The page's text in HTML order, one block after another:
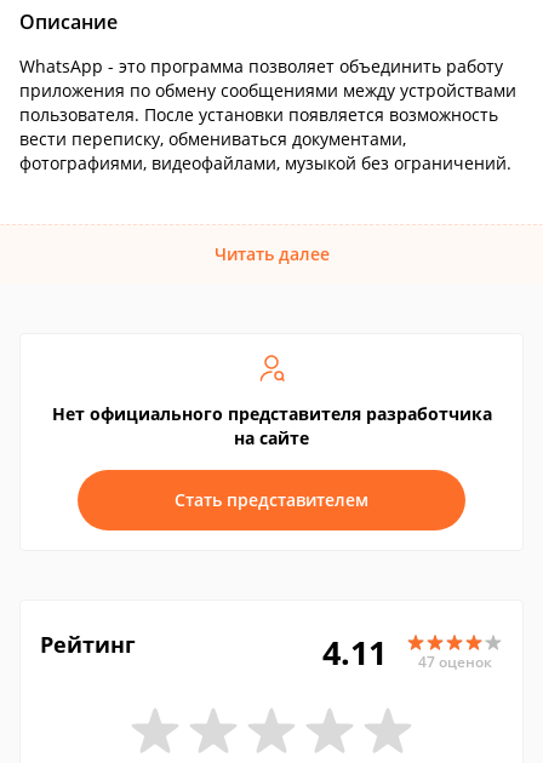
Описание
WhatsApp - это программа позволяет объединить работу
приложения по обмену сообщениями между устройствами
пользователя. После установки появляется возможность
вести переписку, обмениваться документами,
фотографиями, видеофайлами, музыкой без ограничений.
Читать далее
Нет официального представителя разработчика
на сайте
Стать представителем
Рейтинг 4.11 47 оценок